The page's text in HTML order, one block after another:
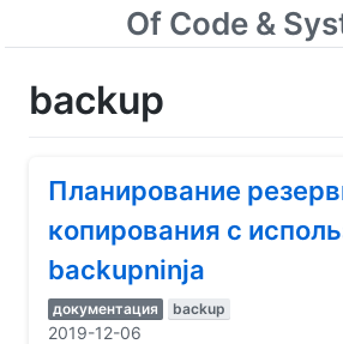
Of Code &
backup
Планирование
копирования с
backupninja
документация backup
2019-12-06